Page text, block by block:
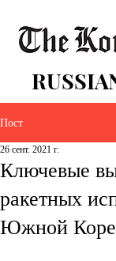
Пост
Ключевые
ракетных
Южной
26 сент. 2021 г.